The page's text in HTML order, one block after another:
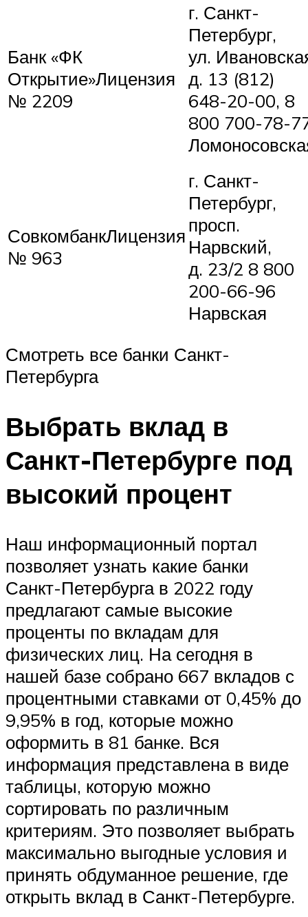
Банк «ФК
Открытие»Лицензия
№ 2209
г. Санкт-
Петербург,
ул.
д. 13 (812)
648-20-00, 8
800 700-78-
СовкомбанкЛицензия
№ 963
г. Санкт-
Петербург,
просп.
Нарвский,
д. 23/2 8 800
200-66-96
Нарвская
Смотреть все банки Санкт-
Петербурга
Выбрать вклад в
Санкт-Петербурге под
высокий процент
Наш информационный портал
позволяет узнать какие банки
Санкт-Петербурга в 2022 году
предлагают самые высокие
проценты по вкладам для
физических лиц. На сегодня в
нашей базе собрано 667 вкладов с
процентными ставками от 0,45% до
9,95% в год, которые можно
оформить в 81 банке. Вся
информация представлена в виде
таблицы, которую можно
сортировать по различным
критериям. Это позволяет выбрать
максимально выгодные условия и
принять обдуманное решение, где
открыть вклад в Санкт-Петербурге.